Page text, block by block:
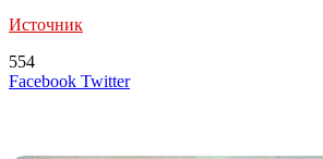
Источник
554
Facebook TwitterLinkedIn
Tumblr
Reddit
Вконтакте
Одноклассники
Skype
Messenger
Messenger
WhatsApp
Telegram
Viber
Line
Поделиться
Печатать